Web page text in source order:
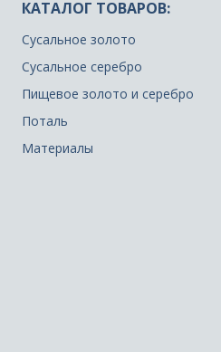
КАТАЛОГ ТОВАРОВ:
Сусальное золото
Сусальное серебро
Пищевое золото и серебро
Поталь
Материалы